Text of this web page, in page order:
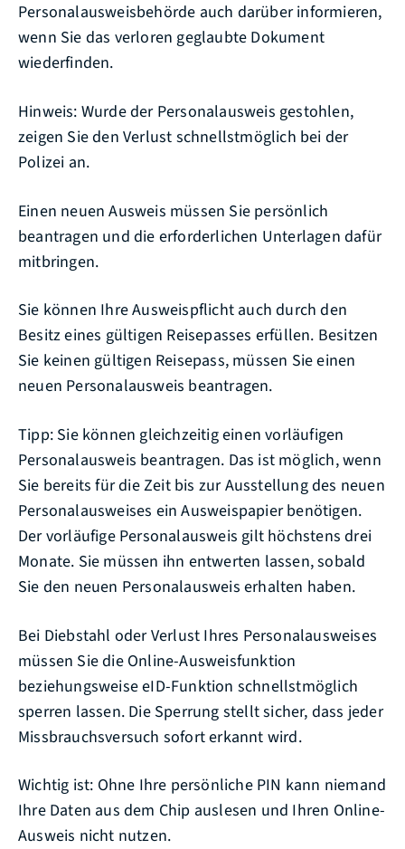
Personalausweisbehörde auch darüber informieren,
wenn Sie das verloren geglaubte Dokument
wiederfinden.
Hinweis: Wurde der Personalausweis gestohlen,
zeigen Sie den Verlust schnellstmöglich bei der
Polizei an.
Einen neuen Ausweis müssen Sie persönlich
beantragen und die erforderlichen Unterlagen dafür
mitbringen.
Sie können Ihre Ausweispflicht auch durch den
Besitz eines gültigen Reisepasses erfüllen. Besitzen
Sie keinen gültigen Reisepass, müssen Sie einen
neuen Personalausweis beantragen.
Tipp: Sie können gleichzeitig einen vorläufigen
Personalausweis beantragen. Das ist möglich, wenn
Sie bereits für die Zeit bis zur Ausstellung des neuen
Personalausweises ein Ausweispapier benötigen.
Der vorläufige Personalausweis gilt höchstens drei
Monate. Sie müssen ihn entwerten lassen, sobald
Sie den neuen Personalausweis erhalten haben.
Bei Diebstahl oder Verlust Ihres Personalausweises
müssen Sie die Online-Ausweisfunktion
beziehungsweiseeID-Funktion schnellstmöglich
sperren lassen. Die Sperrung stellt sicher, dass jeder
Missbrauchsversuch sofort erkannt wird.
Wichtig ist: Ohne Ihre persönliche PIN kann niemand
Ihre Daten aus dem Chip auslesen und Ihren Online-
Ausweis nicht nutzen.